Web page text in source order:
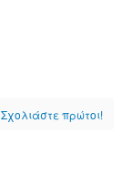
Σχολιάστε πρώτοι!